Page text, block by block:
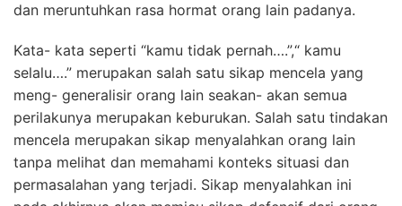
dan meruntuhkan rasa hormat orang lain padanya.
Kata- kata seperti “kamu tidak pernah….”,“ kamu
selalu….” merupakan salah satu sikap mencela yang
meng- generalisir orang lain seakan- akan semua
perilakunya merupakan keburukan. Salah satu tindakan
mencela merupakan sikap menyalahkan orang lain
tanpa melihat dan memahami konteks situasi dan
permasalahan yang terjadi. Sikap menyalahkan ini